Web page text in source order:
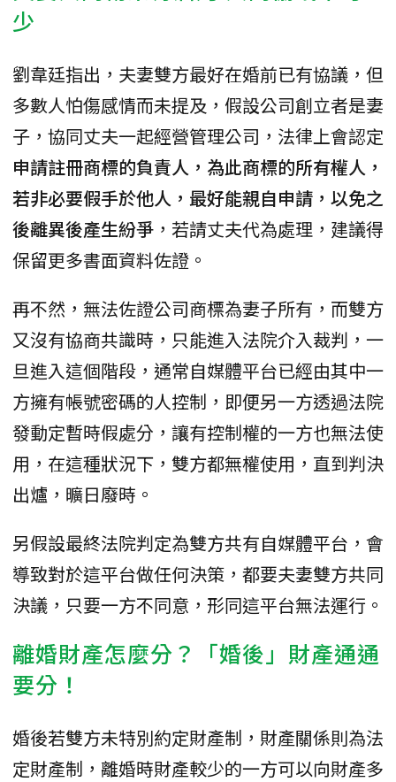
少
劉韋廷指出，夫妻雙方最好在婚前已有協議，但
多數人怕傷感情而未提及，假設公司創立者是妻
子，協同丈夫一起經營管理公司，法律上會認定
申請註冊商標的負責人，為此商標的所有權人，
若非必要假手於他人，最好能親自申請，以免之
後離異後產生紛爭 ，若請丈夫代為處理，建議得
保留更多書面資料佐證。
再不然，無法佐證公司商標為妻子所有，而雙方
又沒有協商共識時，只能進入法院介入裁判，一
旦進入這個階段，通常自媒體平台已經由其中一
方擁有帳號密碼的人控制，即便另一方透過法院
發動定暫時假處分，讓有控制權的一方也無法使
用，在這種狀況下，雙方都無權使用，直到判決
出爐，曠日廢時。
另假設最終法院判定為雙方共有自媒體平台，會
導致對於這平台做任何決策，都要夫妻雙方共同
決議，只要一方不同意，形同這平台無法運行。
離婚財產怎麼分？「婚後」財產通通
要分！
婚後若雙方未特別約定財產制，財產關係則為法
定財產制，離婚時財產較少的一方可以向財產多